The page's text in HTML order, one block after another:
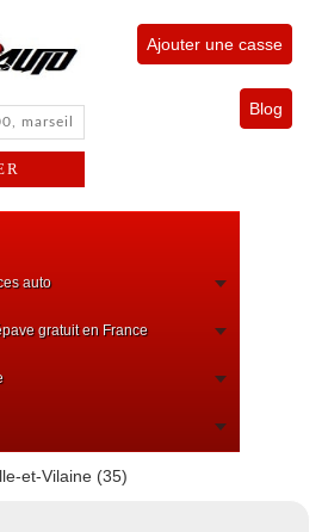
Ajouter une casse
Blog
auto
gratuit en France
et-Vilaine (35)